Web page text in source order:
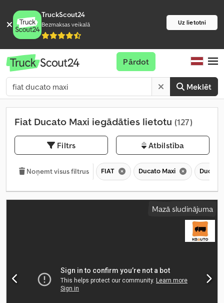
TruckScout24
Bezmaksas veikalā Uz lietotni
Meklēt
Pārdot
Fiat Ducato Maxi iegādāties lietotu (127)
Filtrs Atbilstība
Noņemt visus filtrus FIAT Ducato Maxi Ducato
Mazā sludinājuma